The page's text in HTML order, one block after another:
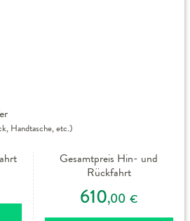
Handtasche, etc.)
Gesamtpreis Hin- und
Rückfahrt
610,00 €